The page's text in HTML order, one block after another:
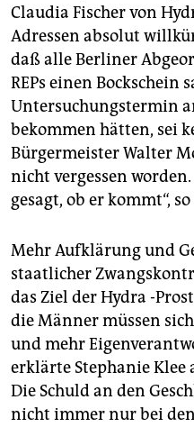
Claudia Fischer von
Adressen absolut
daß alle Berliner
REPs einen Bockschein
Untersuchungstermin
bekommen hätten, sei
Bürgermeister Walter
nicht vergessen
gesagt, ob er kommt“,
Mehr Aufklärung und
staatlicher
das Ziel der Hydra -
die Männer müssen
und mehr
erklärte Stephanie Klee
Die Schuld an den
nicht immer nur bei